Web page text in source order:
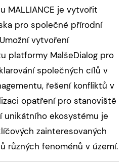
MALLIANCE je vytvořit
pro společné přírodní
vytvoření
platformy MalšeDialog pro
společných cílů v
řešení konfliktů v
opatření pro stanoviště
unikátního ekosystému je
zainteresovaných
různých fenoménů v území.